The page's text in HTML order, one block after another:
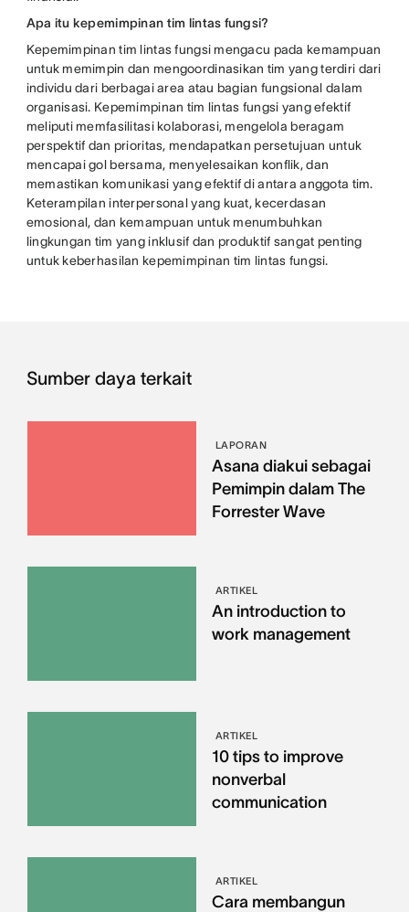
Apa itu kepemimpinan tim lintas fungsi?
Kepemimpinan tim lintas fungsi mengacu pada kemampuan
untuk memimpin dan mengoordinasikan tim yang terdiri dari
individu dari berbagai area atau bagian fungsional dalam
organisasi. Kepemimpinan tim lintas fungsi yang efektif
meliputi memfasilitasi kolaborasi, mengelola beragam
perspektif dan prioritas, mendapatkan persetujuan untuk
mencapai gol bersama, menyelesaikan konflik, dan
memastikan komunikasi yang efektif di antara anggota tim.
Keterampilan interpersonal yang kuat, kecerdasan
emosional, dan kemampuan untuk menumbuhkan
lingkungan tim yang inklusif dan produktif sangat penting
untuk keberhasilan kepemimpinan tim lintas fungsi.
Sumber daya terkait
LAPORAN
Asana diakui sebagai
Pemimpin dalam The
Forrester Wave
ARTIKEL
An introduction to
work management
ARTIKEL
10 tips to improve
nonverbal
communication
ARTIKEL
Cara membangun